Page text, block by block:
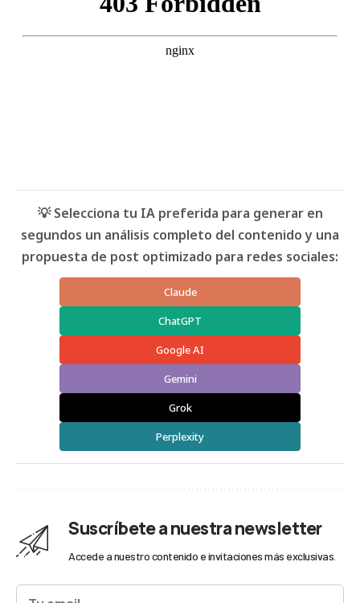
💡 Selecciona tu IA preferida para generar en
segundos un análisis completo del contenido y una
propuesta de post optimizado para redes sociales:
Claude
ChatGPT
Google AI
Gemini
Grok
Perplexity
Suscríbete a nuestra newsletter
Accede a nuestro contenido e invitaciones más exclusivas.